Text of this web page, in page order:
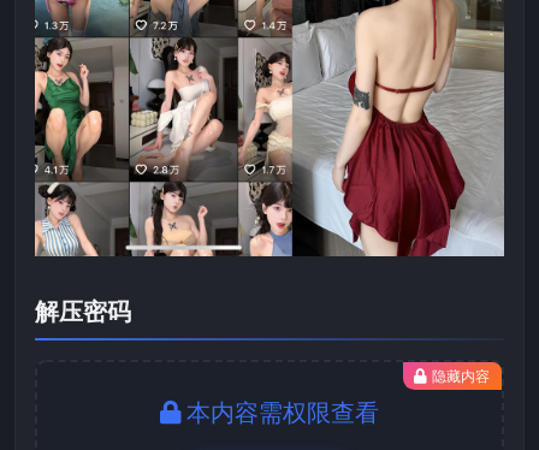
解压密码
隐藏内容
本内容需权限查看